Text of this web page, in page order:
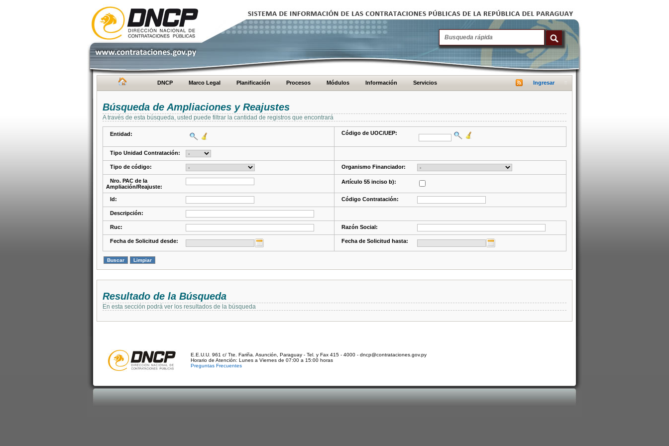
DNCP Marco Legal Planificación Procesos Módulos Información Servicios Ingresar
Búsqueda de Ampliaciones y Reajustes
A través de esta búsqueda, usted puede filtrar la cantidad de registros que encontrará
Entidad: Código de UOC/UEP:
Tipo Unidad Contratación:
Tipo de código: Organismo Financiador:
Nro. PAC de la
Ampliación/Reajuste:
Artículo 55 inciso b):
Id: Código Contratación:
Descripción:
Ruc: Razón Social:
Fecha de Solicitud desde: Fecha de Solicitud hasta:
Resultado de la Búsqueda
En esta sección podrá ver los resultados de la búsqueda
E.E.U.U. 961 c/ Tte. Fariña. Asunción, Paraguay - Tel. y Fax 415 - 4000 - dncp@contrataciones.gov.py
Horario de Atención: Lunes a Viernes de 07:00 a 15:00 horas
Preguntas Frecuentes